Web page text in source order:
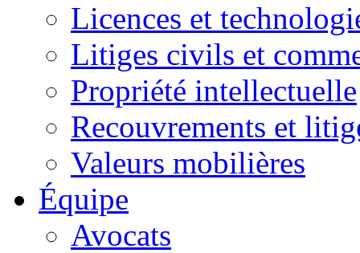
Licences et
Litiges civils et
Propriété intellectuelle
Recouvrements et
Valeurs mobilières
Équipe
Avocats